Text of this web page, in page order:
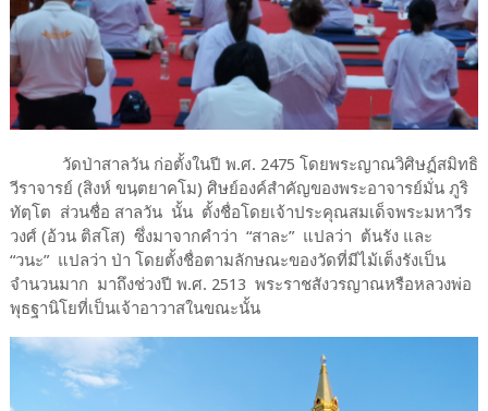
วัดป่าสาลวัน ก่อตั้งในปี พ.ศ. 2475 โดยพระญาณวิศิษฏ์สมิทธิ
วีราจารย์ (สิงห์ ขนฺตยาคโม) ศิษย์องค์สำคัญของพระอาจารย์มั่น ภูริ
ทัตฺโต ส่วนชื่อ สาลวัน นั้น ตั้งชื่อโดยเจ้าประคุณสมเด็จพระมหาวีร
วงศ์ (อ้วน ติสโส) ซึ่งมาจากคำว่า “สาละ” แปลว่า ต้นรัง และ
“วนะ” แปลว่า ป่า โดยตั้งชื่อตามลักษณะของวัดที่มีไม้เต็งรังเป็น
จำนวนมาก มาถึงช่วงปี พ.ศ. 2513 พระราชสังวรญาณหรือหลวงพ่อ
พุธฐานิโยที่เป็นเจ้าอาวาสในขณะนั้น